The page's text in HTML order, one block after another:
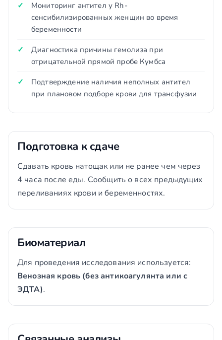
Мониторинг антител у Rh-
сенсибилизированных женщин во время
беременности
Диагностика причины гемолиза при
отрицательной прямой пробе Кумбса
Подтверждение наличия неполных антител
при плановом подборе крови для трансфузии
Подготовка к сдаче
Сдавать кровь натощак или не ранее чем через
4 часа после еды. Сообщить о всех предыдущих
переливаниях крови и беременностях.
Биоматериал
Для проведения исследования используется:
Венозная кровь (без антикоагулянта или с
ЭДТА).